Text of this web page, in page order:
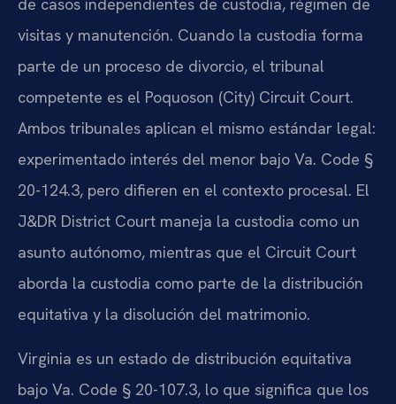
de casos independientes de custodia, régimen de
visitas y manutención. Cuando la custodia forma
parte de un proceso de divorcio, el tribunal
competente es el Poquoson (City) Circuit Court.
Ambos tribunales aplican el mismo estándar legal:
experimentado interés del menor bajo Va. Code §
20-124.3, pero difieren en el contexto procesal. El
J&DR District Court maneja la custodia como un
asunto autónomo, mientras que el Circuit Court
aborda la custodia como parte de la distribución
equitativa y la disolución del matrimonio.
Virginia es un estado de distribución equitativa
bajo Va. Code § 20-107.3, lo que significa que los